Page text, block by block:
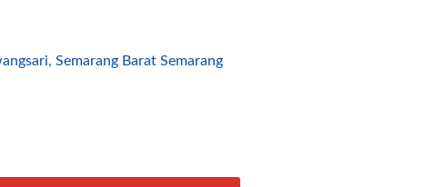
Semarang Barat Semarang